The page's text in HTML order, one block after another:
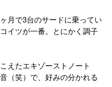
月で3台のサードに乗ってい
イツが一番。とにかく調子
えたエキゾーストノート
（笑）で、好みの分かれる